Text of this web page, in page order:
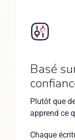
Basé
Plutôt que
apprend ce
Chaque